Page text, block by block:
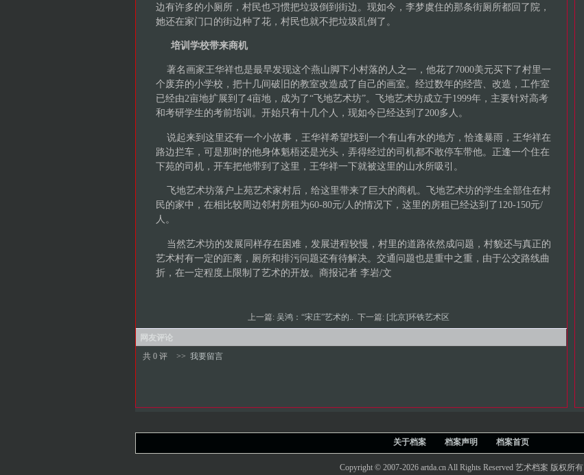
边有许多的小厕所，村民也习惯把垃圾倒到街边。现如今，李梦虞住的那条街厕所都回了院，
她还在家门口的街边种了花，村民也就不把垃圾乱倒了。
培训学校带来商机
著名画家王华祥也是最早发现这个燕山脚下小村落的人之一，他花了7000美元买下了村里一
个废弃的小学校，把十几间破旧的教室改造成了自己的画室。经过数年的经营、改造，工作室
已经由2亩地扩展到了4亩地，成为了“飞地艺术坊”。飞地艺术坊成立于1999年，主要针对高考
和考研学生的考前培训。开始只有十几个人，现如今已经达到了200多人。
说起来到这里还有一个小故事，王华祥希望找到一个有山有水的地方，恰逢暴雨，王华祥在
路边拦车，可是那时的他身体魁梧还是光头，弄得经过的司机都不敢停车带他。正逢一个住在
下苑的司机，开车把他带到了这里，王华祥一下就被这里的山水所吸引。
飞地艺术坊落户上苑艺术家村后，给这里带来了巨大的商机。飞地艺术坊的学生全部住在村
民的家中，在相比较周边邻村房租为60-80元/人的情况下，这里的房租已经达到了120-150元/
人。
当然艺术坊的发展同样存在困难，发展进程较慢，村里的道路依然成问题，村貌还与真正的
艺术村有一定的距离，厕所和排污问题还有待解决。交通问题也是重中之重，由于公交路线曲
折，在一定程度上限制了艺术的开放。商报记者 李岩/文
上一篇: 吴鸿：“宋庄”艺术的.. 下一篇: [北京]环铁艺术区
网友评论
共 0 评
>> 我要留言
关于档案 档案声明 档案首页
Copyright © 2007-2026 artda.cn All Rights Reserved 艺术档案 版权所有